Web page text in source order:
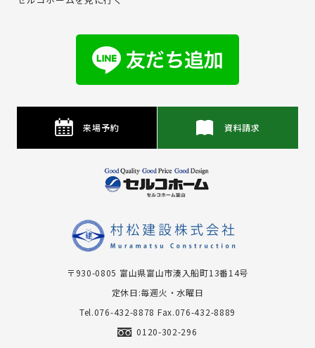
来場予約 資料請求
〒930-0805 富⼭県富⼭市湊⼊船町13番14号
定休日:毎週火・水曜日
Tel.076-432-8878 Fax.076-432-8889
0120-302-296